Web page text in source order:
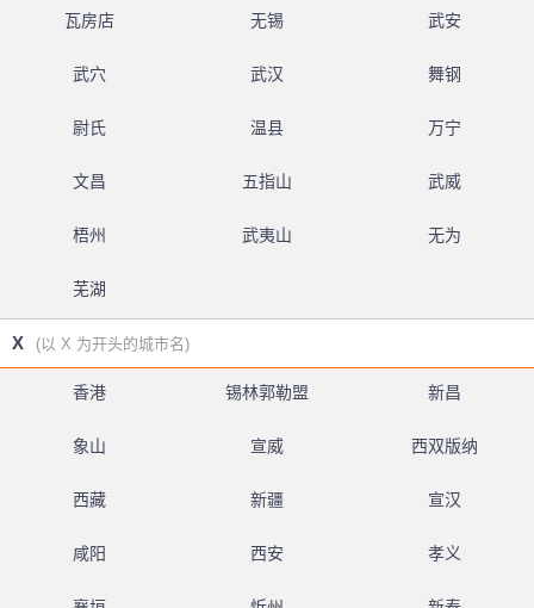
瓦房店 无锡 武安
武穴 武汉 舞钢
尉氏 温县 万宁
文昌 五指山 武威
梧州 武夷山 无为
芜湖
X (以 X 为开头的城市名)
香港 锡林郭勒盟 新昌
象山 宣威 西双版纳
西藏 新疆 宣汉
咸阳 西安 孝义